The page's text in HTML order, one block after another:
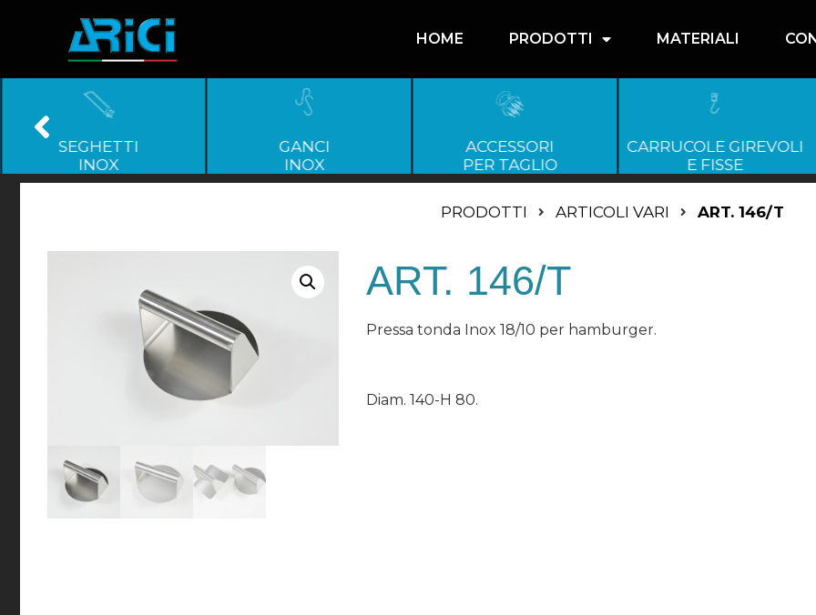
HOME PRODOTTI MATERIALI
SEGHETTI
INOX
GANCI
INOX
ACCESSORI
PER TAGLIO
CARRUCOLE GIREVOLI
E FISSE
PRODOTTI ARTICOLI VARI ART. 146/T
ART. 146/T
Pressa tonda Inox 18/10 per hamburger.
Diam. 140-H 80.